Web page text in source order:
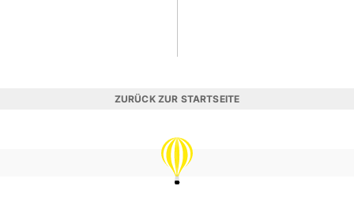
ZURÜCK ZUR STARTSEITE
REISEVERGNÜGEN